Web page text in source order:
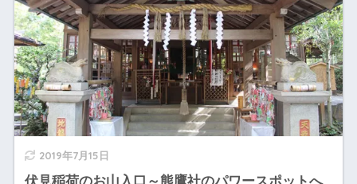
2019年7月15日